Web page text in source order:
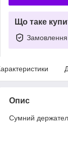
Що таке
Замовлення
Опис
Сумний